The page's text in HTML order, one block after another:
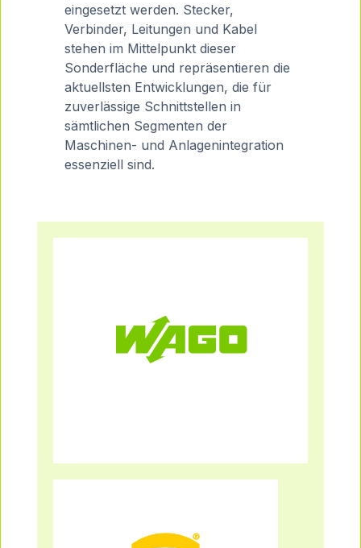
eingesetzt werden. Stecker,
Verbinder, Leitungen und Kabel
stehen im Mittelpunkt dieser
Sonderfläche und repräsentieren die
aktuellsten Entwicklungen, die für
zuverlässige Schnittstellen in
sämtlichen Segmenten der
Maschinen- und Anlagenintegration
essenziell sind.
Mehr Infos